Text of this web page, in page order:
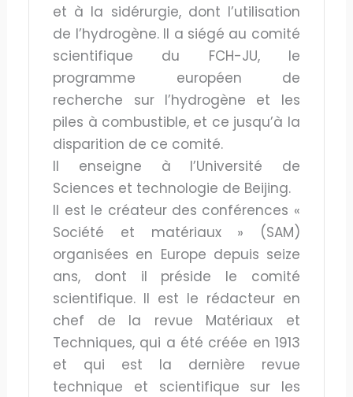
et à la sidérurgie, dont l’utilisation
de l’hydrogène. Il a siégé au comité
scientifique du FCH-JU, le
programme européen de
recherche sur l’hydrogène et les
piles à combustible, et ce jusqu’à la
disparition de ce comité.
Il enseigne à l’Université de
Sciences et technologie de Beijing.
Il est le créateur des conférences «
Société et matériaux » (SAM)
organisées en Europe depuis seize
ans, dont il préside le comité
scientifique. Il est le rédacteur en
chef de la revue Matériaux et
Techniques, qui a été créée en 1913
et qui est la dernière revue
technique et scientifique sur les